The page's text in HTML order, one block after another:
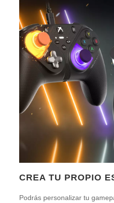
CREA TU PROPIO
Podrás personalizar tu